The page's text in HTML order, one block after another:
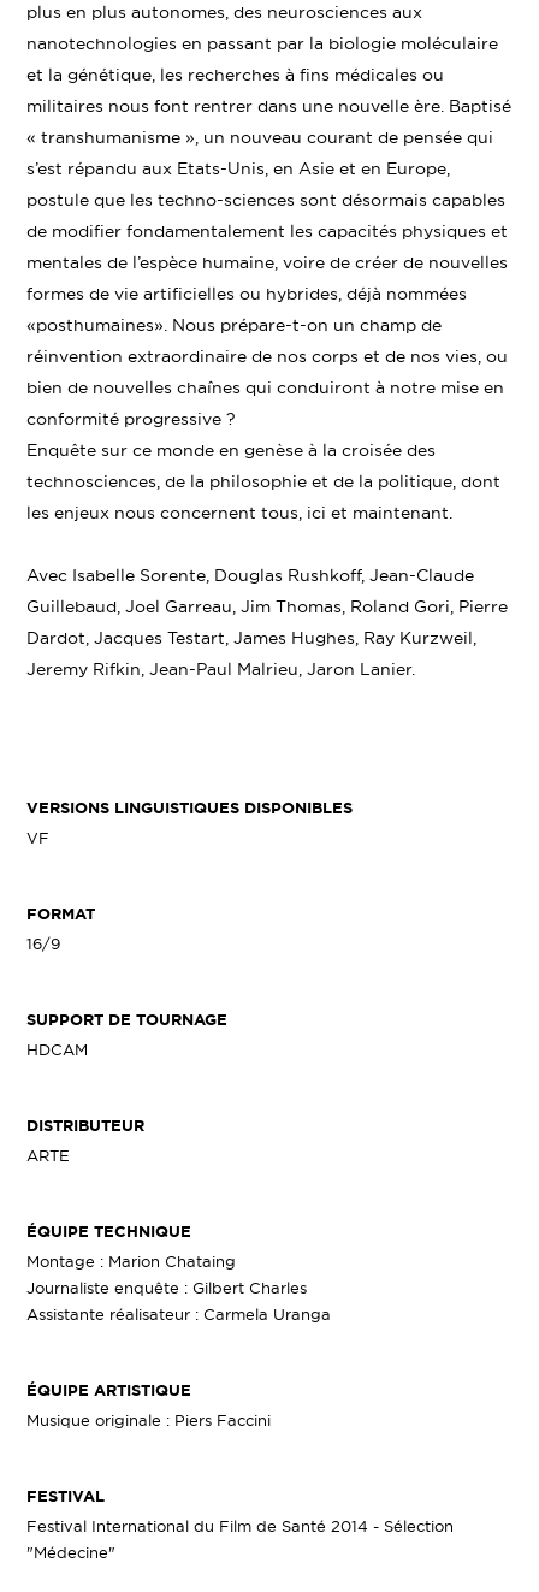
plus en plus autonomes, des neurosciences aux
nanotechnologies en passant par la biologie moléculaire
et la génétique, les recherches à fins médicales ou
militaires nous font rentrer dans une nouvelle ère. Baptisé
« transhumanisme », un nouveau courant de pensée qui
s’est répandu aux Etats-Unis, en Asie et en Europe,
postule que les techno-sciences sont désormais capables
de modifier fondamentalement les capacités physiques et
mentales de l’espèce humaine, voire de créer de nouvelles
formes de vie artificielles ou hybrides, déjà nommées
«posthumaines». Nous prépare-t-on un champ de
réinvention extraordinaire de nos corps et de nos vies, ou
bien de nouvelles chaînes qui conduiront à notre mise en
conformité progressive ?
Enquête sur ce monde en genèse à la croisée des
technosciences, de la philosophie et de la politique, dont
les enjeux nous concernent tous, ici et maintenant.
Avec Isabelle Sorente, Douglas Rushkoff, Jean-Claude
Guillebaud, Joel Garreau, Jim Thomas, Roland Gori, Pierre
Dardot, Jacques Testart, James Hughes, Ray Kurzweil,
Jeremy Rifkin, Jean-Paul Malrieu, Jaron Lanier.
VERSIONS LINGUISTIQUES DISPONIBLES
VF
FORMAT
16/9
SUPPORT DE TOURNAGE
HDCAM
DISTRIBUTEUR
ARTE
ÉQUIPE TECHNIQUE
Montage : Marion Chataing
Journaliste enquête : Gilbert Charles
Assistante réalisateur : Carmela Uranga
ÉQUIPE ARTISTIQUE
Musique originale : Piers Faccini
FESTIVAL
Festival International du Film de Santé 2014 - Sélection
"Médecine"